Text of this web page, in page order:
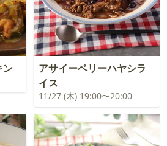
ン
アサイーベリーハヤシラ
イス
11/27 (木) 19:00〜20:00